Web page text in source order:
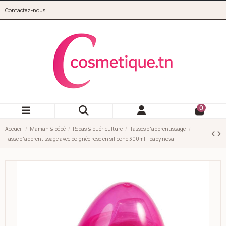
Contactez-nous
0
Accueil Maman & bébé Repas & puériculture
Tasses d'apprentissage
Tasse d'apprentissage avec poignée rose en silicone 300ml - baby nova